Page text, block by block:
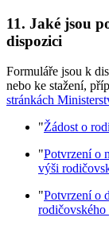
11. Jaké jsou
dispozici
Formuláře jsou k
nebo ke stažení,
stránkách
"Žádost o
"Potvrzení o
výši
"Potvrzení o
rodičovského